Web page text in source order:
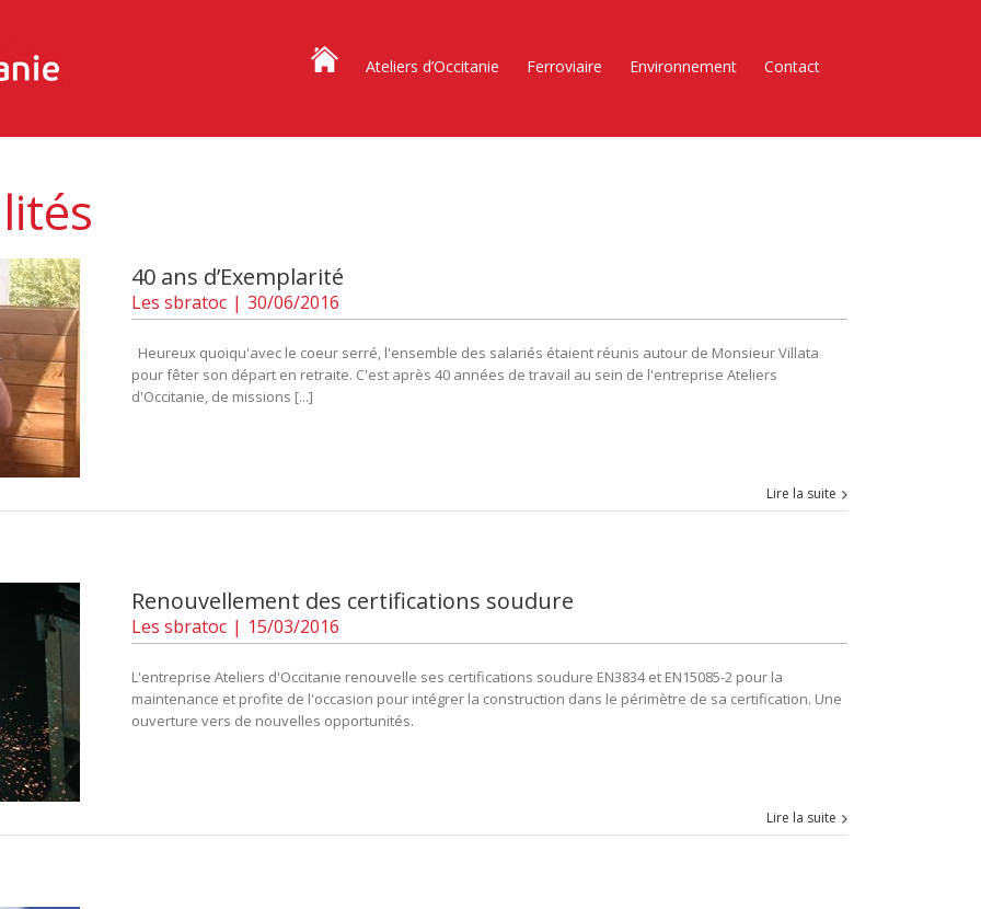
Ateliers d’Occitanie Ferroviaire Environnement Contact
40 ans d’Exemplarité
Les sbratoc | 30/06/2016
Heureux quoiqu'avec le coeur serré, l'ensemble des salariés étaient réunis autour de Monsieur Villata
pour fêter son départ en retraite. C'est après 40 années de travail au sein de l'entreprise Ateliers
d'Occitanie, de missions [...]
Lire la suite
Renouvellement des certifications soudure
Les sbratoc | 15/03/2016
L'entreprise Ateliers d'Occitanie renouvelle ses certifications soudure EN3834 et EN15085-2 pour la
maintenance et profite de l'occasion pour intégrer la construction dans le périmètre de sa certification. Une
ouverture vers de nouvelles opportunités.
Lire la suite